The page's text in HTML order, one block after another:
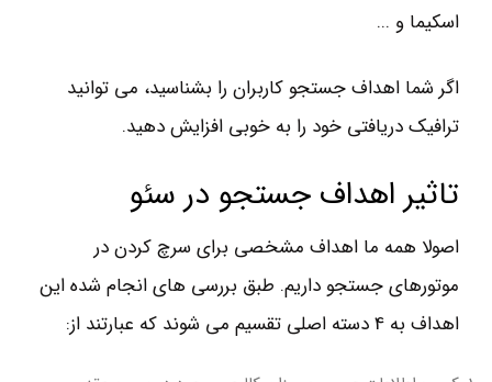
اسکیما و ...
اگر شما اهداف جستجو کاربران را بشناسید، می توانید
ترافیک دریافتی خود را به خوبی افزایش دهید.
تاثیر اهداف جستجو در سئو
اصولا همه ما اهداف مشخصی برای سرچ کردن در
موتورهای جستجو داریم. طبق بررسی های انجام شده این
اهداف به 4 دسته اصلی تقسیم می شوند که عبارتند از: